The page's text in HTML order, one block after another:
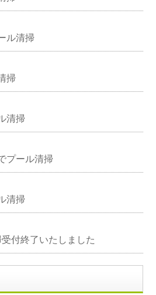
ル清掃
掃
清掃
プール清掃
清掃
付終了いたしました